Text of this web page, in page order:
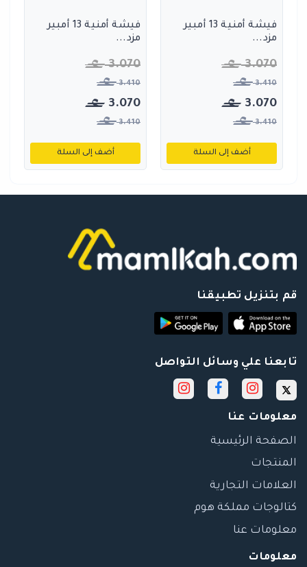
فيشة أمنية 13 أمبير
مزد...
3.070
3.410
3.070
3.410
أضف إلى السلة
فيشة أمنية 13 أمبير
مزد...
3.070
3.410
3.070
3.410
أضف إلى السلة
قم بتنزيل تطبيقنا
تابعنا علي وسائل التواصل
معلومات عنا
الصفحة الرئيسية
المنتجات
العلامات التجارية
كتالوجات مملكة هوم
معلومات عنا
معلومات